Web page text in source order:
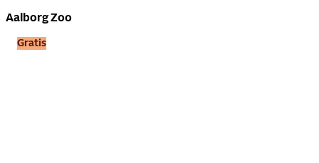
Aalborg Zoo
Gratis